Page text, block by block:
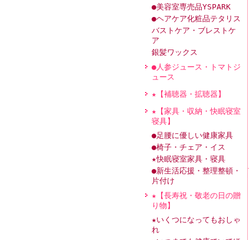
●美容室専売品YSPARK
●ヘアケア化粧品テタリス
バストケア・ブレストケ
ア
銀髪ワックス
●人参ジュース・トマトジ
ュース
★【補聴器・拡聴器】
★【家具・収納・快眠寝室
寝具】
●足腰に優しい健康家具
●椅子・チェア・イス
★快眠寝室家具・寝具
●新生活応援・整理整頓・
片付け
★【長寿祝・敬老の日の贈
り物】
★いくつになってもおしゃ
れ